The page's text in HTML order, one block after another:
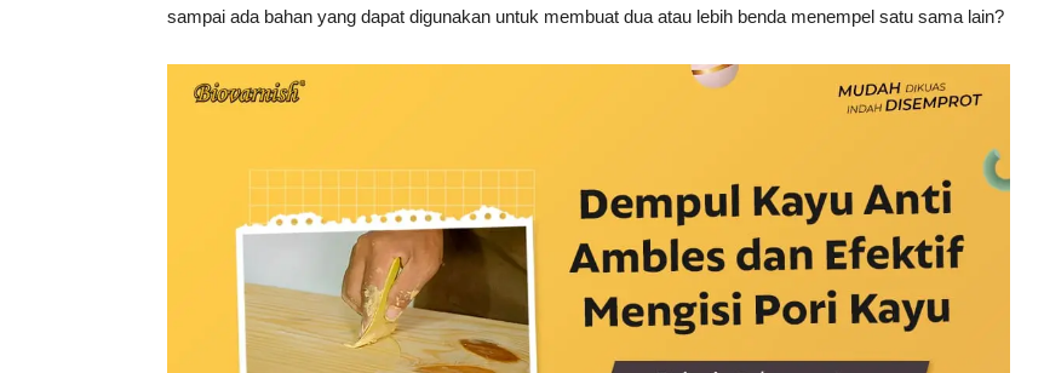
sampai ada bahan yang dapat digunakan untuk membuat dua atau lebih benda menempel satu sama lain?